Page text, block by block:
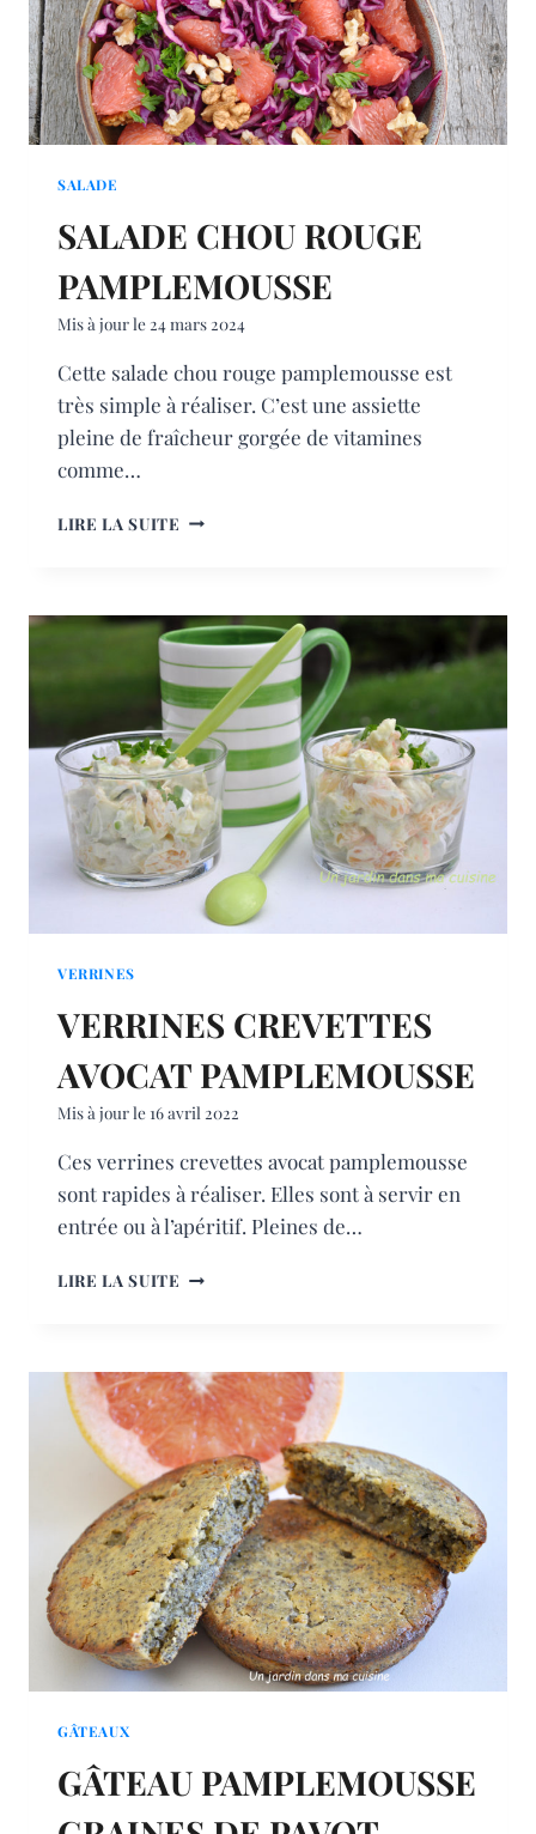
SALADE
SALADE CHOU ROUGE
PAMPLEMOUSSE
Mis à jour le 24 mars 2024
Cette salade chou rouge pamplemousse est
très simple à réaliser. C’est une assiette
pleine de fraîcheur gorgée de vitamines
comme…
LIRE LA SUITE SALADE
VERRINES
VERRINES CREVETTES
AVOCAT PAMPLEMOUSSE
Mis à jour le 16 avril 2022
Ces verrines crevettes avocat pamplemousse
sont rapides à réaliser. Elles sont à servir en
entrée ou à l’apéritif. Pleines de…
LIRE LA SUITE VERRINES
GÂTEAUX
GÂTEAU PAMPLEMOUSSE